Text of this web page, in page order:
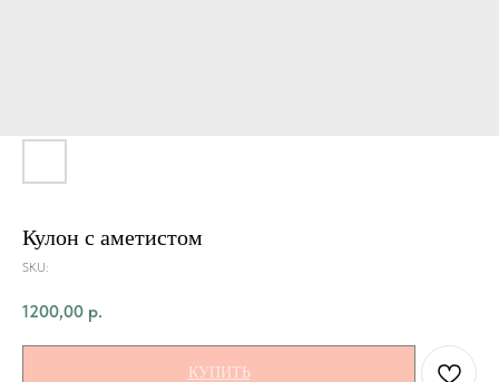
Кулон с аметистом
SKU:
1200,00 р.
КУПИТЬ